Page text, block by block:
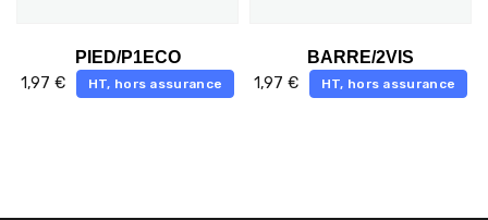
PIED/P1ECO
1,97 € HT, hors assurance
BARRE/2VIS
1,97 € HT, hors assurance